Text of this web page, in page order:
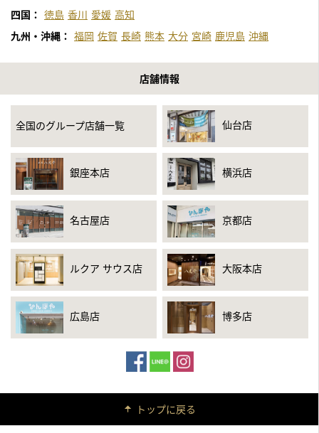
四国： 徳島 香川 愛媛 高知
九州・沖縄： 福岡 佐賀 長崎 熊本 大分 宮崎 鹿児島 沖縄
店舗情報
全国のグループ店舗一覧 仙台店
銀座本店 横浜店
名古屋店 京都店
ルクア サウス店 大阪本店
広島店 博多店
トップに戻る